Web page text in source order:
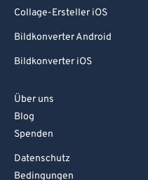
Collage-Ersteller iOS
Bildkonverter Android
Bildkonverter iOS
Über uns
Blog
Spenden
Datenschutz
Bedingungen